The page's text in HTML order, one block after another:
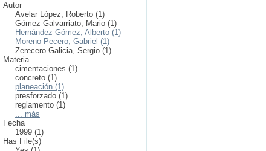
Autor
Avelar López, Roberto (1)
Gómez Galvarriato, Mario (1)
Hernández Gómez, Alberto (1)
Moreno Pecero, Gabriel (1)
Zerecero Galicia, Sergio (1)
Materia
cimentaciones (1)
concreto (1)
planeación (1)
presforzado (1)
reglamento (1)
... más
Fecha
1999 (1)
Has File(s)